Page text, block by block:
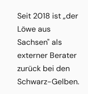
Seit 2018 ist „der
Löwe aus
Sachsen" als
externer Berater
zurück bei den
Schwarz-Gelben.